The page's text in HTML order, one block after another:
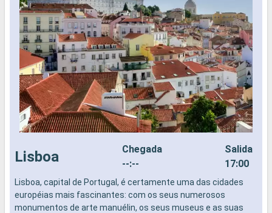
Lisboa
Chegada
--:--
Salida
17:00
Lisboa, capital de Portugal, é certamente uma das cidades
européias mais fascinantes: com os seus numerosos
monumentos de arte manuélin, os seus museus e as suas